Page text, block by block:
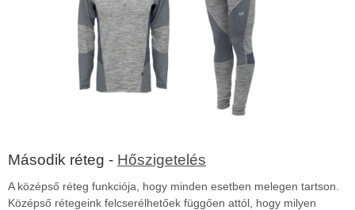
Második réteg - Hőszigetelés
A középső réteg funkciója, hogy minden esetben melegen tartson.
Középső rétegeink felcserélhetőek függően attól, hogy milyen